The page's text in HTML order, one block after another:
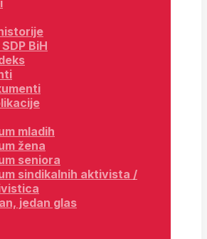
BiH
mladih
žena
seniora
sindikalnih aktivista /
jedan glas